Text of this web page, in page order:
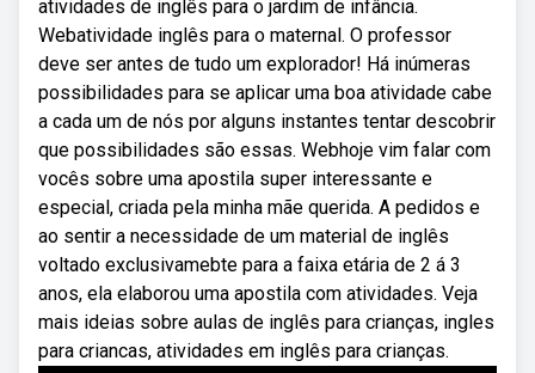
atividades de inglês para o jardim de infância.
Webatividade inglês para o maternal. O professor
deve ser antes de tudo um explorador! Há inúmeras
possibilidades para se aplicar uma boa atividade cabe
a cada um de nós por alguns instantes tentar descobrir
que possibilidades são essas. Webhoje vim falar com
vocês sobre uma apostila super interessante e
especial, criada pela minha mãe querida. A pedidos e
ao sentir a necessidade de um material de inglês
voltado exclusivamebte para a faixa etária de 2 á 3
anos, ela elaborou uma apostila com atividades. Veja
mais ideias sobre aulas de inglês para crianças, ingles
para criancas, atividades em inglês para crianças.